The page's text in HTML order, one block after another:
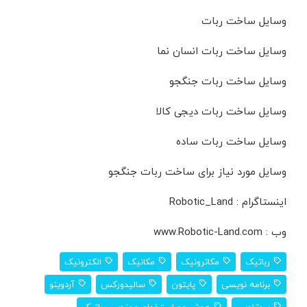
وسایل ساخت ربات
وسایل ساخت ربات انسان نما
وسایل ساخت ربات جنگجو
وسایل ساخت ربات دیجی کالا
وسایل ساخت ربات ساده
وسایل مورد نیاز برای ساخت ربات جنگجو
اینستاگرام : Robotic_Land
وب : www.Robotic-Land.com
رباتیک مکاترونیک مکانیک
الکترونیک
برنامه نویسی
پایتون سالیدورکس
آردوینو